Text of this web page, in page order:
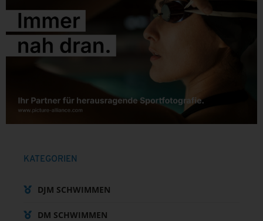
KATEGORIEN
DJM SCHWIMMEN
DM SCHWIMMEN